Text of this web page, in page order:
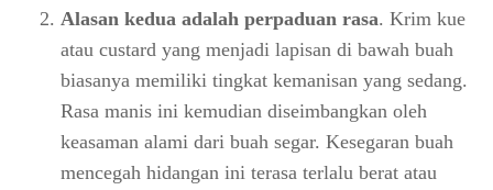
Alasan kedua adalah perpaduan rasa. Krim kue
atau custard yang menjadi lapisan di bawah buah
biasanya memiliki tingkat kemanisan yang sedang.
Rasa manis ini kemudian diseimbangkan oleh
keasaman alami dari buah segar. Kesegaran buah
mencegah hidangan ini terasa terlalu berat atau